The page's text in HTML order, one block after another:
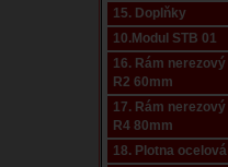
15. Doplňky
10.Modul STB 01
16. Rám nerezový
R2 60mm
17. Rám nerezový
R4 80mm
18. Plotna ocelová